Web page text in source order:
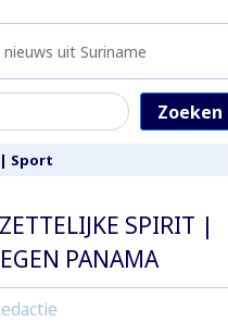
uit Suriname
Zoeken
| Sport
SPIRIT |
PANAMA